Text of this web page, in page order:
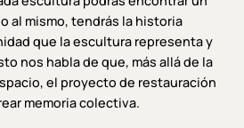
al mismo, tendrás la historia
que la escultura representa y
nos habla de que, más allá de la
el proyecto de restauración
memoria colectiva.